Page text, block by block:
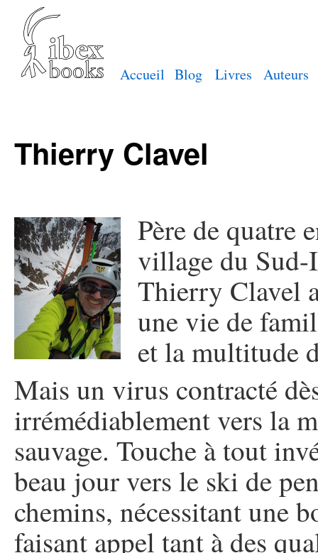
Accueil Blog Livres Auteurs
Thierry Clavel
Père de quatre
village du Sud-
Thierry Clavel
une vie de
et la multitude
Mais un virus contracté
irrémédiablement vers la
sauvage. Touche à tout
beau jour vers le ski de
chemins, nécessitant une
faisant appel tant à des